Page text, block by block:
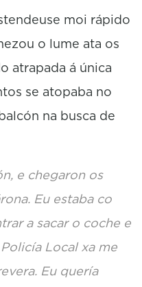
moi rápido
o lume ata os
atrapada á única
se atopaba no
na busca de
e chegaron os
Eu estaba co
a sacar o coche e
Local xa me
Eu quería